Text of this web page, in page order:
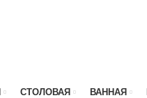
СТОЛОВАЯ ВАННАЯ